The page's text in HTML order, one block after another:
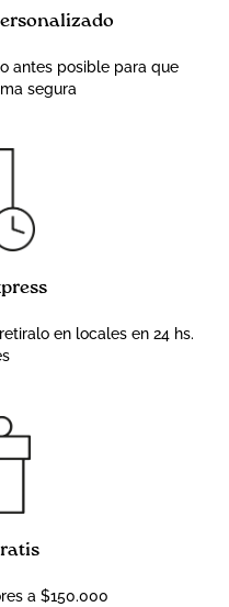
antes posible para que
segura
en locales en 24 hs.
a $150.000